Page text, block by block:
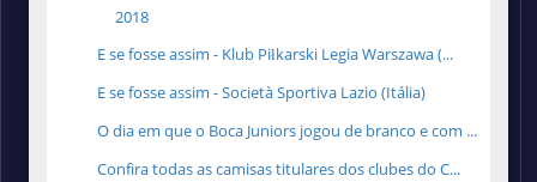
2018
E se fosse assim - Klub Piłkarski Legia Warszawa (...
E se fosse assim - Società Sportiva Lazio (Itália)
O dia em que o Boca Juniors jogou de branco e com ...
Confira todas as camisas titulares dos clubes do C...